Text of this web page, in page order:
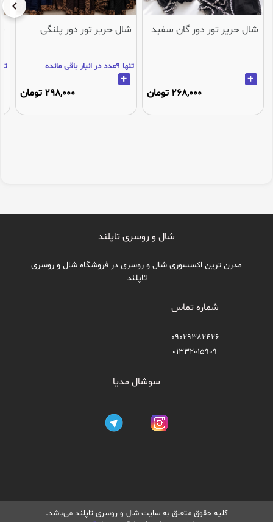
شال حریر تور دور گان سفید
+
268,000 تومان
شال حریر تور دور پلنگی
تنها 9عدد در انبار باقی مانده
+
298,000 تومان
تنها 1عدد
شال و روسری تاپلند
مدرن ترین اکسسوری شال و روسری در فروشگاه شال و روسری
تاپلند
شماره تماس
09029382426
01332015909
سوشال مدیا
کلیه حقوق متعلق به سایت شال و روسری تاپلند می‌باشد.